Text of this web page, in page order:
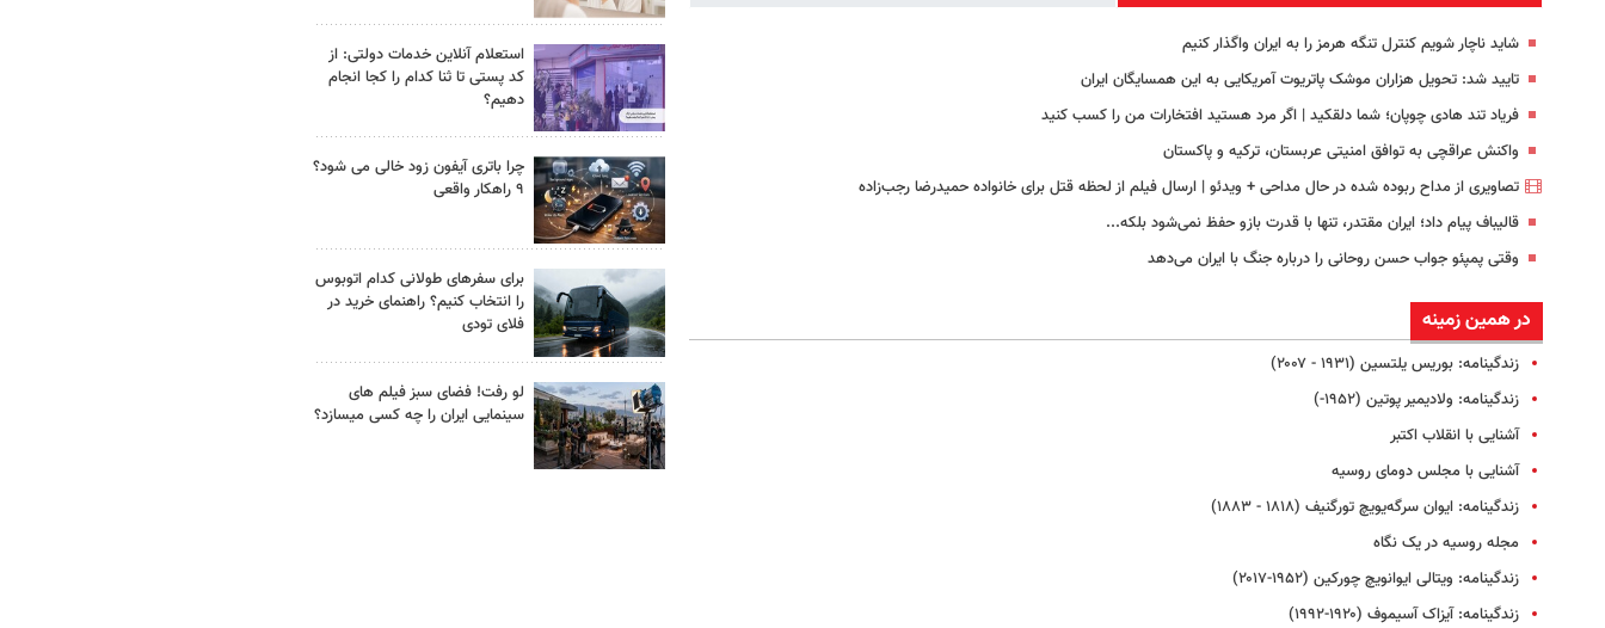
شاید ناچار شویم کنترل تنگه هرمز را به ایران واگذار کنیم
تایید شد: تحویل هزاران موشک پاتریوت آمریکایی به این همسایگان ایران
فریاد تند هادی چوپان؛‌ شما دلقکید | اگر مرد هستید افتخارات من را کسب کنید
واکنش عراقچی به توافق امنیتی عربستان، ترکیه و پاکستان
تصاویری از مداح ربوده شده در حال مداحی + ویدئو | ارسال فیلم از لحظه قتل برای خانواده‌ حمیدرضا رجب‌زاده
قالیباف پیام داد؛ ایران مقتدر، تنها با قدرت بازو حفظ نمی‌شود بلکه...
وقتی پمپئو جواب حسن روحانی را درباره جنگ با ایران می‌دهد
در همین زمینه
زندگینامه: بوریس‌ یلتسین (۱۹۳۱ - ۲۰۰۷)
زندگینامه: ولادیمیر پوتین (۱۹۵۲-)
آشنایی با انقلاب اکتبر
آشنایی با مجلس دومای روسیه
زندگینامه: ایوان سرگه‌یویچ تورگنیف (۱۸۱۸ - ۱۸۸۳)
مجله روسیه در یک نگاه
زندگینامه: ویتالی ایوانویچ چورکین (۱۹۵۲-۲۰۱۷)
زندگینامه: آیزاک آسیموف (۱۹۲۰-۱۹۹۲)
استعلام آنلاین خدمات دولتی: از
کد پستی تا ثنا کدام را کجا انجام
دهیم؟
چرا باتری آیفون زود خالی می شود؟
۹ راهکار واقعی
برای سفرهای طولانی کدام اتوبوس
را انتخاب کنیم؟ راهنمای خرید در
فلای تودی
لو رفت! فضای سبز فیلم های
سینمایی ایران را چه کسی میسازد؟